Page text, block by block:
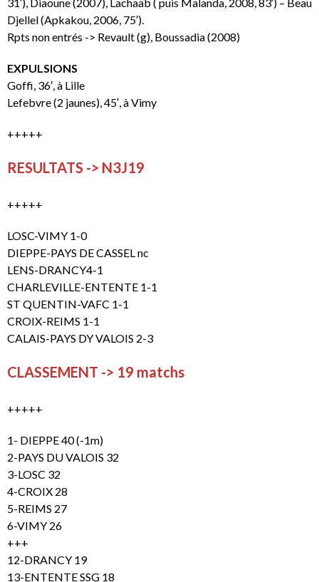
Djellel (Apkakou, 2006, 75′).
Rpts non entrés -> Revault (g), Boussadia (2008)
EXPULSIONS
Goffi, 36′, à Lille
Lefebvre (2 jaunes), 45′, à Vimy
+++++
RESULTATS -> N3J19
+++++
LOSC-VIMY 1-0
DIEPPE-PAYS DE CASSEL nc
LENS-DRANCY4-1
CHARLEVILLE-ENTENTE 1-1
ST QUENTIN-VAFC 1-1
CROIX-REIMS 1-1
CALAIS-PAYS DY VALOIS 2-3
CLASSEMENT -> 19 matchs
+++++
1- DIEPPE 40 (-1m)
2-PAYS DU VALOIS 32
3-LOSC 32
4-CROIX 28
5-REIMS 27
6-VIMY 26
+++
12-DRANCY 19
13-ENTENTE SSG 18